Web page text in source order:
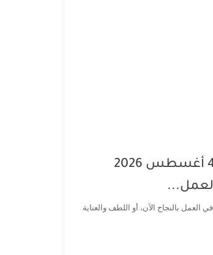
أبراج اليوم الثلاثاء 4 أغسطس 2026
العمل بالنجاح الآن، أو اللطف والعناية